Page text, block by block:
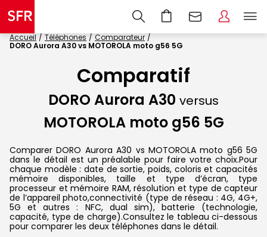
Accueil Téléphones
Comparateur
DORO Aurora A30 vs MOTOROLA moto g56 5G
Comparatif
DORO Aurora A30 versus
MOTOROLA moto g56 5G
Comparer DORO Aurora A30 vs MOTOROLA moto g56 5G
dans le détail est un préalable pour faire votre choix.Pour
chaque modèle : date de sortie, poids, coloris et capacités
mémoire disponibles, taille et type d’écran, type
processeur et mémoire RAM, résolution et type de capteur
de l’appareil photo,connectivité (type de réseau : 4G, 4G+,
5G et autres : NFC, dual sim), batterie (technologie,
capacité, type de charge).Consultez le tableau ci-dessous
pour comparer les deux téléphones dans le détail.